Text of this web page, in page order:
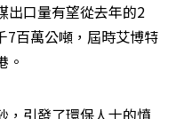
出口量有望從去年的2
7百萬公噸，屆時艾博特
。
，引發了環保人士的憤